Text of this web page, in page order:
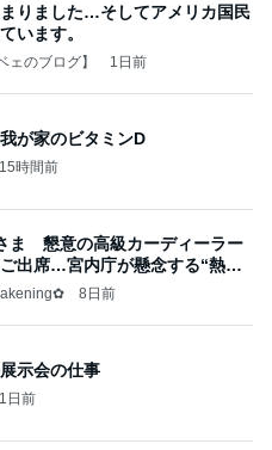
りました…そしてアメリカ国民
います。
ェのブログ】 1日前
が家のビタミンD
15時間前
ま 懇意の高級カーディーラー
出席…宮内庁が懸念する“熱心
8日前
示会の仕事
1日前